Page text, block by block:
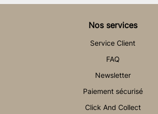
Nos services
Service Client
FAQ
Newsletter
Paiement sécurisé
Click And Collect